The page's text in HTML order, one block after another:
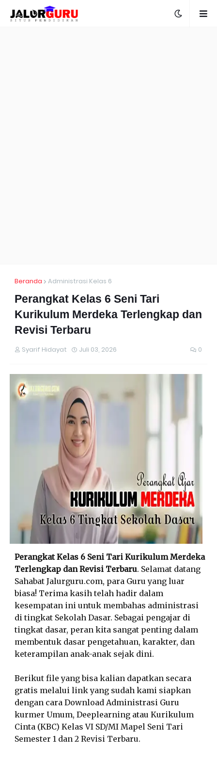
Beranda Administrasi Kelas 6
Perangkat Kelas 6 Seni Tari
Kurikulum Merdeka Terlengkap dan
Revisi Terbaru
Syarif Hidayat Juli 03, 2026 0
Perangkat Kelas 6 Seni Tari Kurikulum Merdeka
Terlengkap dan Revisi Terbaru. Selamat datang
Sahabat Jalurguru.com, para Guru yang luar
biasa! Terima kasih telah hadir dalam
kesempatan ini untuk membahas administrasi
di tingkat Sekolah Dasar. Sebagai pengajar di
tingkat dasar, peran kita sangat penting dalam
membentuk dasar pengetahuan, karakter, dan
keterampilan anak-anak sejak dini.
Berikut file yang bisa kalian dapatkan secara
gratis melalui link yang sudah kami siapkan
dengan cara Download Administrasi Guru
kurmer Umum, Deeplearning atau Kurikulum
Cinta (KBC) Kelas VI SD/MI Mapel Seni Tari
Semester 1 dan 2 Revisi Terbaru.